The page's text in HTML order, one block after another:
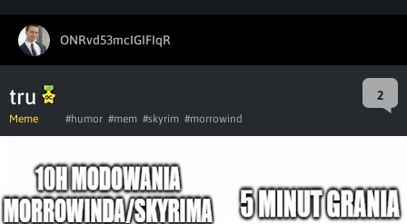
ONRvd53mcIGIFIqR
tru 2
Meme #humor #mem #skyrim #morrowind